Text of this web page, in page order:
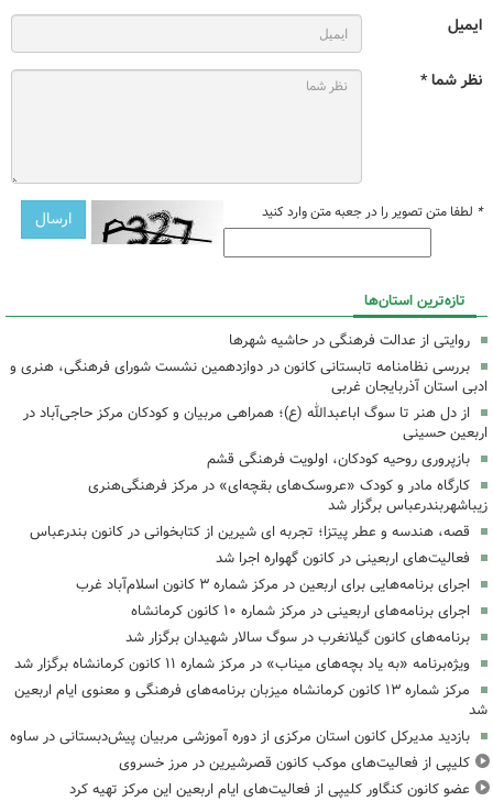
ایمیل
نظر شما *
* لطفا متن تصویر را در جعبه متن وارد کنید
تازه‌ترین استان‌ها
روایتی از عدالت فرهنگی در حاشیه شهرها
بررسی نظامنامه تابستانی کانون در دوازدهمین نشست شورای فرهنگی، هنری و
ادبی استان آذربایجان غربی
از دل هنر تا سوگ اباعبدالله (ع)؛ همراهی مربیان و کودکان مرکز حاجی‌آباد در
اربعین حسینی
بازپروری روحیه کودکان، اولویت فرهنگی قشم
کارگاه مادر و کودک «عروسک‌های بقچه‌ای» در مرکز فرهنگی‌هنری
زیباشهربندرعباس برگزار شد
قصه، هندسه و عطر پیتزا؛ تجربه ای شیرین از کتابخوانی در کانون بندرعباس
فعالیت‌های اربعینی در کانون گهواره اجرا شد
اجرای برنامه‌هایی برای اربعین در مرکز شماره ۳ کانون اسلام‌آباد غرب
اجرای برنامه‌های اربعینی در مرکز شماره ۱۰ کانون کرمانشاه
برنامه‌های کانون گیلانغرب در سوگ سالار شهیدان برگزار شد
ویژه‌برنامه «به یاد بچه‌های میناب» در مرکز شماره ۱۱ کانون کرمانشاه برگزار شد
مرکز شماره ۱۳ کانون کرمانشاه میزبان برنامه‌های فرهنگی و معنوی ایام اربعین
شد
بازدید مدیرکل کانون استان مرکزی از دوره آموزشی مربیان پیش‌دبستانی در ساوه
کلیپی از فعالیت‌های موکب کانون قصرشیرین در مرز خسروی
عضو کانون کنگاور کلیپی از فعالیت‌های ایام اربعین این مرکز تهیه کرد